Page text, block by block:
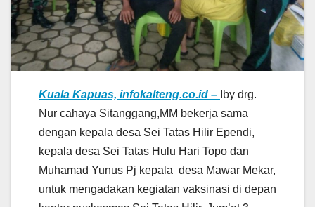
Kuala Kapuas, infokalteng.co.id – Iby drg.
Nur cahaya Sitanggang,MM bekerja sama
dengan kepala desa Sei Tatas Hilir Ependi,
kepala desa Sei Tatas Hulu Hari Topo dan
Muhamad Yunus Pj kepala desa Mawar Mekar,
untuk mengadakan kegiatan vaksinasi di depan